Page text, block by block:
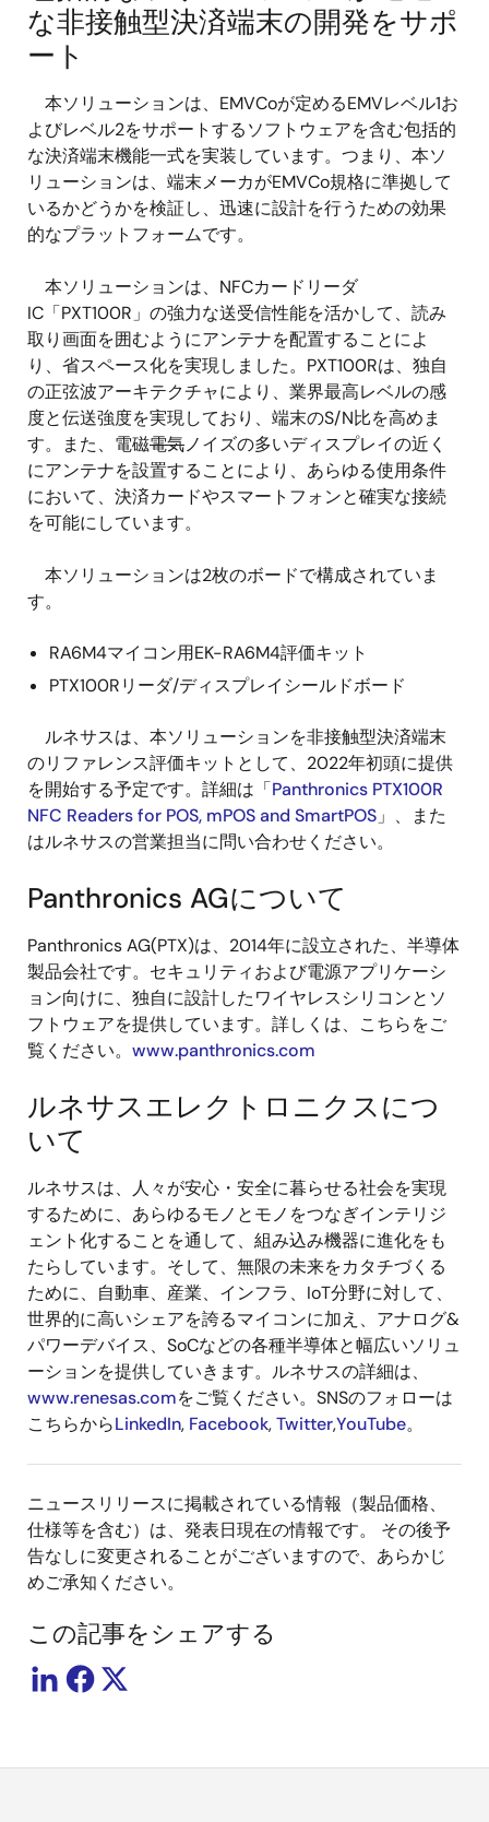
な非接触型決済端末の開発をサポ
ート
本ソリューションは、EMVCoが定めるEMVレベル1お
よびレベル2をサポートするソフトウェアを含む包括的
な決済端末機能一式を実装しています。つまり、本ソ
リューションは、端末メーカがEMVCo規格に準拠して
いるかどうかを検証し、迅速に設計を行うための効果
的なプラットフォームです。
本ソリューションは、NFCカードリーダ
IC「PXT100R」の強力な送受信性能を活かして、読み
取り画面を囲むようにアンテナを配置することによ
り、省スペース化を実現しました。PXT100Rは、独自
の正弦波アーキテクチャにより、業界最高レベルの感
度と伝送強度を実現しており、端末のS/N比を高めま
す。また、電磁電気ノイズの多いディスプレイの近く
にアンテナを設置することにより、あらゆる使用条件
において、決済カードやスマートフォンと確実な接続
を可能にしています。
本ソリューションは2枚のボードで構成されていま
す。
RA6M4マイコン用EK-RA6M4評価キット
PTX100Rリーダ/ディスプレイシールドボード
ルネサスは、本ソリューションを非接触型決済端末
のリファレンス評価キットとして、2022年初頭に提供
を開始する予定です。詳細は「Panthronics PTX100R
NFC Readers for POS, mPOS and SmartPOS 」、また
はルネサスの営業担当に問い合わせください。
Panthronics AGについて
Panthronics AG(PTX)は、2014年に設立された、半導体
製品会社です。セキュリティおよび電源アプリケーシ
ョン向けに、独自に設計したワイヤレスシリコンとソ
フトウェアを提供しています。詳しくは、こちらをご
覧ください。 www.panthronics.com
ルネサスエレクトロニクスにつ
いて
ルネサスは、人々が安心・安全に暮らせる社会を実現
するために、あらゆるモノとモノをつなぎインテリジ
ェント化することを通して、組み込み機器に進化をも
たらしています。そして、無限の未来をカタチづくる
ために、自動車、産業、インフラ、IoT分野に対して、
世界的に高いシェアを誇るマイコンに加え、アナログ&
パワーデバイス、SoCなどの各種半導体と幅広いソリュ
ーションを提供していきます。ルネサスの詳細は、
www.renesas.comをご覧ください。SNSのフォローは
こちらからLinkedIn, Facebook,Twitter,YouTube。
ニュースリリースに掲載されている情報（製品価格、
仕様等を含む）は、発表日現在の情報です。 その後予
告なしに変更されることがございますので、あらかじ
めご承知ください。
この記事をシェアする